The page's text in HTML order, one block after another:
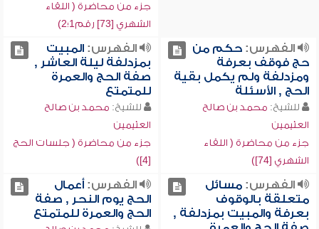
جزء من محاضرة ( اللقاء
الشهري [73] رقم1؛2)
الفهرس:حكم من
حج فوقف بعرفة
ومزدلفة ولم يكمل بقية
الحج , الأسئلة
للشيخ: محمد بن صالح
العثيمين
جزء من محاضرة ( اللقاء
الشهري [74])
الفهرس:المبيت
بمزدلفة ليلة العاشر ,
صفة الحج والعمرة
للمتمتع
للشيخ: محمد بن صالح
العثيمين
جزء من محاضرة ( جلسات الحج
[4])
الفهرس:مسائل
متعلقة بالوقوف
بعرفة والمبيت بمزدلفة ,
الفهرس:أعمال
الحج يوم النحر , صفة
الحج والعمرة للمتمتع